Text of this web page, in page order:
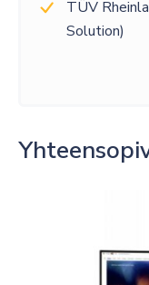
TÜV
Solution)